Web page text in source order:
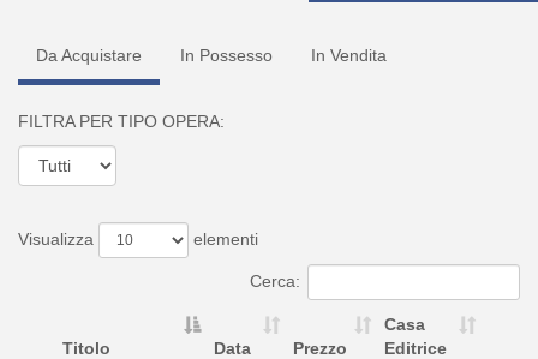
Da Acquistare In Possesso In Vendita
FILTRA PER TIPO OPERA:
Visualizza elementi
Cerca:
Titolo Data Prezzo
Casa
Editrice